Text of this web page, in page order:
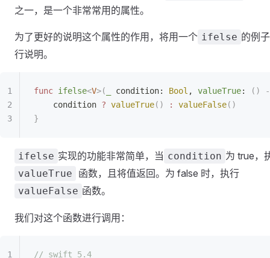
之一，是一个非常常用的属性。
为了更好的说明这个属性的作用，将用一个 ifelse 的例
行说明。
func ifelse<V>( condition: Bool , valueTrue: ()
    condition
? valueTrue() : valueFalse()
}
ifelse 实现的功能非常简单，当 condition 为 true，
valueTrue 函数，且将值返回。为 false 时，执行
valueFalse 函数。
我们对这个函数进行调用：
// swift 5.4